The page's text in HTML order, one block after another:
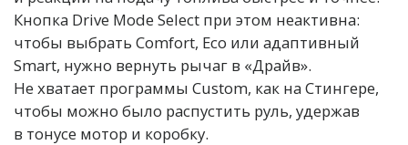
Кнопка Drive Mode Select при этом неактивна:
чтобы выбрать Comfort, Eco или адаптивный
Smart, нужно вернуть рычаг в «Драйв».
Не хватает программы Custom, как на Стингере,
чтобы можно было распустить руль, удержав
в тонусе мотор и коробку.